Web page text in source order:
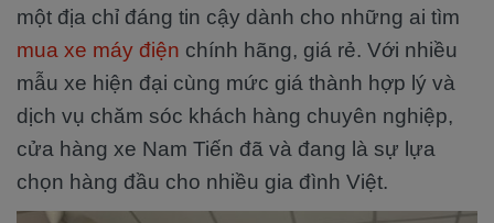
một địa chỉ đáng tin cậy dành cho những ai tìm
mua xe máy điện chính hãng, giá rẻ. Với nhiều
mẫu xe hiện đại cùng mức giá thành hợp lý và
dịch vụ chăm sóc khách hàng chuyên nghiệp,
cửa hàng xe Nam Tiến đã và đang là sự lựa
chọn hàng đầu cho nhiều gia đình Việt.